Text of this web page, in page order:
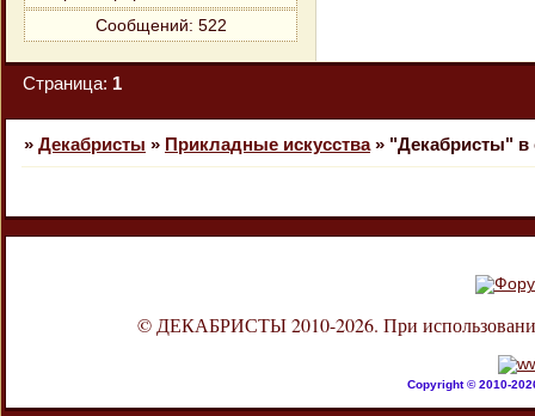
Сообщений: 522
Страница: 1
» Декабристы » Прикладные искусства » "Декабристы" в
© ДЕКАБРИСТЫ 2010-2026. При использовании
Copyright © 2010-